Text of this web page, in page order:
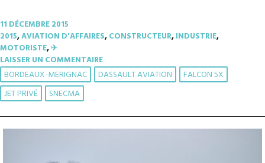
11 DÉCEMBRE 2015
2015,AVIATION D'AFFAIRES,CONSTRUCTEUR,INDUSTRIE,
MOTORISTE,✈︎
LAISSER UN COMMENTAIRE
BORDEAUX-MERIGNAC DASSAULT AVIATION
FALCON 5X
JET PRIVÉ
SNECMA